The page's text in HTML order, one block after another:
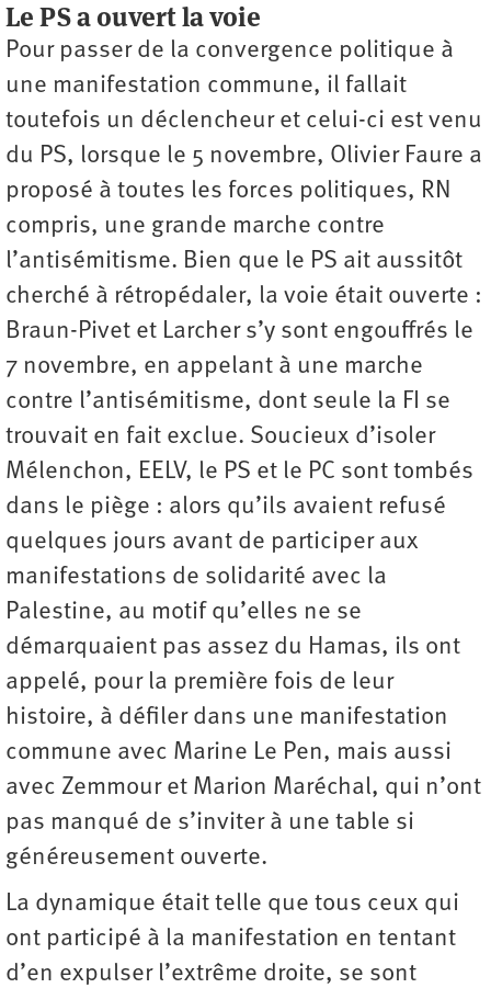
Le PS a ouvert la voie
Pour passer de la convergence politique à
une manifestation commune, il fallait
toutefois un déclencheur et celui-ci est venu
du PS, lorsque le 5 novembre, Olivier Faure a
proposé à toutes les forces politiques, RN
compris, une grande marche contre
l’antisémitisme. Bien que le PS ait aussitôt
cherché à rétropédaler, la voie était ouverte :
Braun-Pivet et Larcher s’y sont engouffrés le
7 novembre, en appelant à une marche
contre l’antisémitisme, dont seule la FI se
trouvait en fait exclue. Soucieux d’isoler
Mélenchon, EELV, le PS et le PC sont tombés
dans le piège : alors qu’ils avaient refusé
quelques jours avant de participer aux
manifestations de solidarité avec la
Palestine, au motif qu’elles ne se
démarquaient pas assez du Hamas, ils ont
appelé, pour la première fois de leur
histoire, à défiler dans une manifestation
commune avec Marine Le Pen, mais aussi
avec Zemmour et Marion Maréchal, qui n’ont
pas manqué de s’inviter à une table si
généreusement ouverte.
La dynamique était telle que tous ceux qui
ont participé à la manifestation en tentant
d’en expulser l’extrême droite, se sont